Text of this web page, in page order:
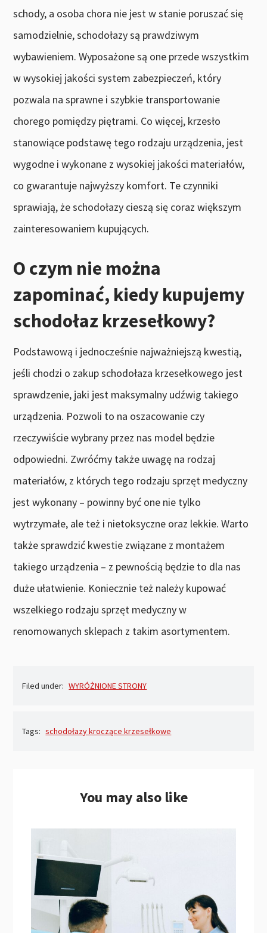
schody, a osoba chora nie jest w stanie poruszać się
samodzielnie, schodołazy są prawdziwym
wybawieniem. Wyposażone są one przede wszystkim
w wysokiej jakości system zabezpieczeń, który
pozwala na sprawne i szybkie transportowanie
chorego pomiędzy piętrami. Co więcej, krzesło
stanowiące podstawę tego rodzaju urządzenia, jest
wygodne i wykonane z wysokiej jakości materiałów,
co gwarantuje najwyższy komfort. Te czynniki
sprawiają, że schodołazy cieszą się coraz większym
zainteresowaniem kupujących.
O czym nie można
zapominać, kiedy kupujemy
schodołaz krzesełkowy?
Podstawową i jednocześnie najważniejszą kwestią,
jeśli chodzi o zakup schodołaza krzesełkowego jest
sprawdzenie, jaki jest maksymalny udźwig takiego
urządzenia. Pozwoli to na oszacowanie czy
rzeczywiście wybrany przez nas model będzie
odpowiedni. Zwróćmy także uwagę na rodzaj
materiałów, z których tego rodzaju sprzęt medyczny
jest wykonany – powinny być one nie tylko
wytrzymałe, ale też i nietoksyczne oraz lekkie. Warto
także sprawdzić kwestie związane z montażem
takiego urządzenia – z pewnością będzie to dla nas
duże ułatwienie. Koniecznie też należy kupować
wszelkiego rodzaju sprzęt medyczny w
renomowanych sklepach z takim asortymentem.
Filed under: WYRÓŻNIONE STRONY
Tags: schodołazy kroczące krzesełkowe
You may also like